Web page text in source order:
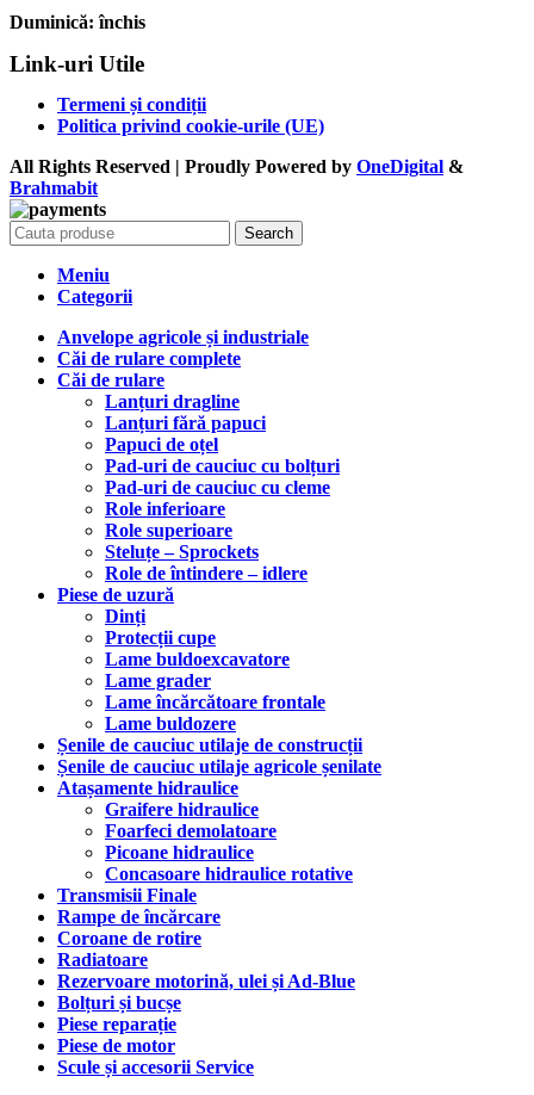
Duminică: închis
Link-uri Utile
Termeni și condiții
Politica privind cookie-urile (UE)
All Rights Reserved | Proudly Powered by OneDigital &
Brahmabit
Search
Meniu
Categorii
Anvelope agricole și industriale
Căi de rulare complete
Căi de rulare
Lanțuri dragline
Lanțuri fără papuci
Papuci de oțel
Pad-uri de cauciuc cu bolțuri
Pad-uri de cauciuc cu cleme
Role inferioare
Role superioare
Steluțe – Sprockets
Role de întindere – idlere
Piese de uzură
Dinți
Protecții cupe
Lame buldoexcavatore
Lame grader
Lame încărcătoare frontale
Lame buldozere
Șenile de cauciuc utilaje de construcții
Șenile de cauciuc utilaje agricole șenilate
Atașamente hidraulice
Graifere hidraulice
Foarfeci demolatoare
Picoane hidraulice
Concasoare hidraulice rotative
Transmisii Finale
Rampe de încărcare
Coroane de rotire
Radiatoare
Rezervoare motorină, ulei și Ad-Blue
Bolțuri și bucșe
Piese reparație
Piese de motor
Scule și accesorii Service